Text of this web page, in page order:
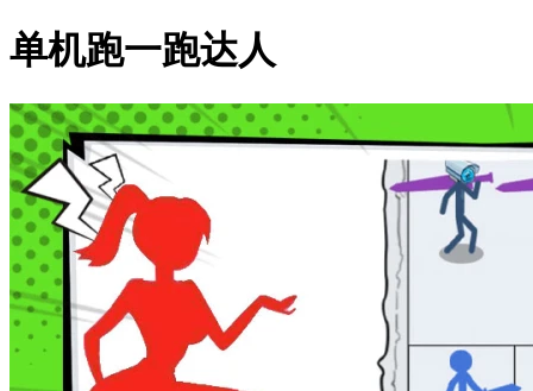
单机跑一跑达人